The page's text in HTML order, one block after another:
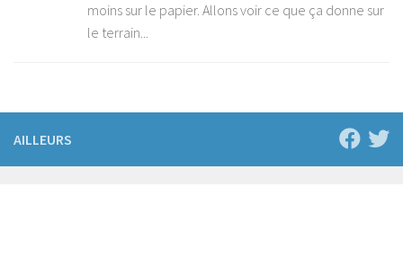
moins sur le papier. Allons voir ce que ça donne sur
le terrain...
AILLEURS